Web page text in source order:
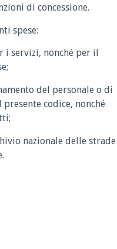
di concessione.
spese:
i servizi, nonché per il
del personale o di
codice, nonché
nazionale delle strade